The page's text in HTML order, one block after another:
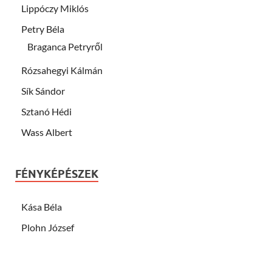
Lippóczy Miklós
Petry Béla
Braganca Petryről
Rózsahegyi Kálmán
Sík Sándor
Sztanó Hédi
Wass Albert
FÉNYKÉPÉSZEK
Kása Béla
Plohn József